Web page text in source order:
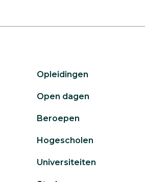
Opleidingen
Open dagen
Beroepen
Hogescholen
Universiteiten